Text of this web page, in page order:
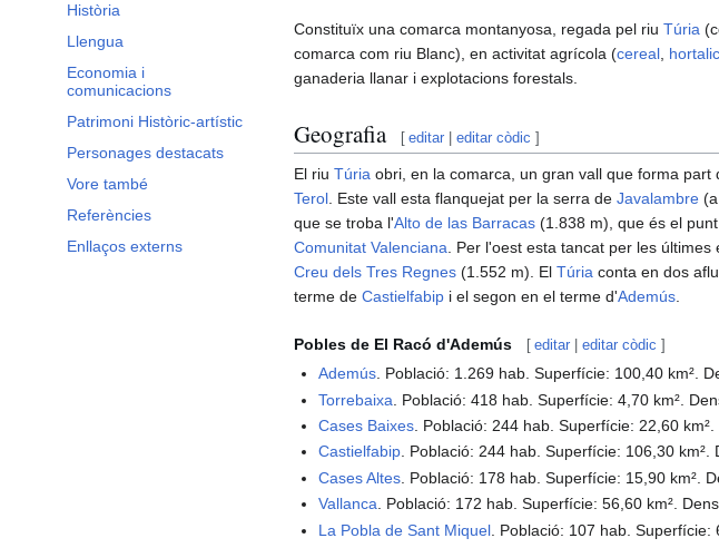
Història
Llengua
Economia i
comunicacions
Patrimoni Històric-artístic
Personages destacats
Vore també
Referències
Enllaços externs
Constituïx una comarca montanyosa, regada pel riu Túria
comarca com riu Blanc), en activitat agrícola (cereal
ganaderia llanar i explotacions forestals.
Geografia [ editar |editar còdic ]
El riu Túria obri, en la comarca, un gran vall que forma part
Terol . Este vall esta flanquejat per la serra de Javalambre
que se troba l'Alto de las Barracas (1.838 m), que és el
Comunitat Valenciana . Per l'oest esta tancat per les
Creu dels Tres Regnes (1.552 m). El Túria conta en dos
terme de Castielfabip i el segon en el terme d'Ademús
Pobles de El Racó d'Ademús [ editar |editar còdic ]
Ademús. Població: 1.269 hab. Superfície: 100,40 km².
Torrebaixa . Població: 418 hab. Superfície: 4,70 km².
Cases Baixes . Població: 244 hab. Superfície: 22,60
Castielfabip. Població: 244 hab. Superfície: 106,30 km².
Cases Altes . Població: 178 hab. Superfície: 15,90 km².
Vallanca. Població: 172 hab. Superfície: 56,60 km².
La Pobla de Sant Miquel . Població: 107 hab.